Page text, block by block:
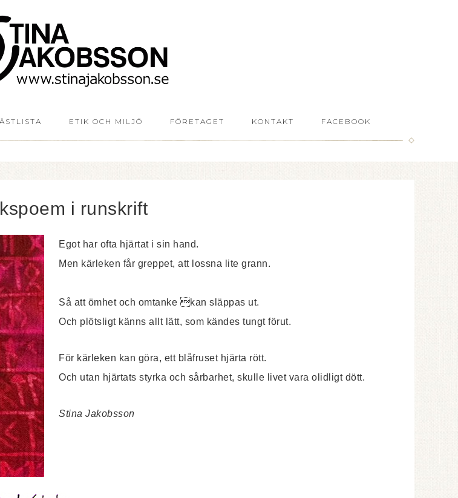
ETIK OCH MILJÖ FÖRETAGET KONTAKT FACEBOOK
i runskrift
Egot har ofta hjärtat i sin hand.
Men kärleken får greppet, att lossna lite grann.
Så att ömhet och omtanke kan släppas ut.
Och plötsligt känns allt lätt, som kändes tungt förut.
För kärleken kan göra, ett blåfruset hjärta rött.
Och utan hjärtats styrka och sårbarhet, skulle livet vara olidligt dött.
Stina Jakobsson